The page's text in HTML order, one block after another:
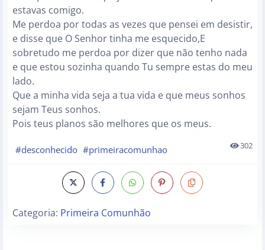
estavas comigo.
Me perdoa por todas as vezes que pensei em desistir,
e disse que O Senhor tinha me esquecido,E
sobretudo me perdoa por dizer que não tenho nada
e que estou sozinha quando Tu sempre estas do meu
lado.
Que a minha vida seja a tua vida e que meus sonhos
sejam Teus sonhos.
Pois teus planos são melhores que os meus.
#desconhecido #primeiracomunhao 302
Categoria: Primeira Comunhão